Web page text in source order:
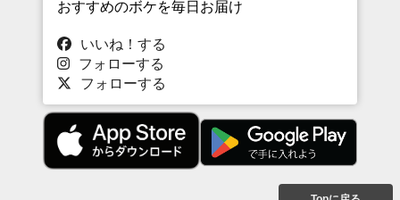
おすすめのボケを毎日お届け
いいね！する
フォローする
フォローする